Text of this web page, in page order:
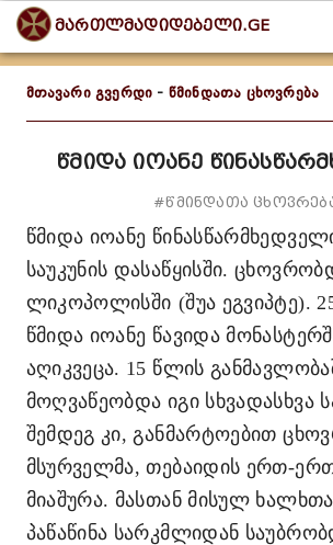
მართლმადიდებელი.GE
მთავარი გვერდი - წმინდათა ცხოვრება
წმიდა იოანე
#წმინდათა
წმიდა იოანე
საუკუნის დასაწყისში.
ლიკოპოლისში (შუა ეგვიპტე).
წმიდა იოანე წავიდა
აღიკვეცა. 15 წლის
მოღვაწეობდა იგი სხვადასხვა
შემდეგ კი, განმარტოებით
მსურველმა, თებაიდის ერთ-
მიაშურა. მასთან მისულ
პაწაწინა სარკმლიდან